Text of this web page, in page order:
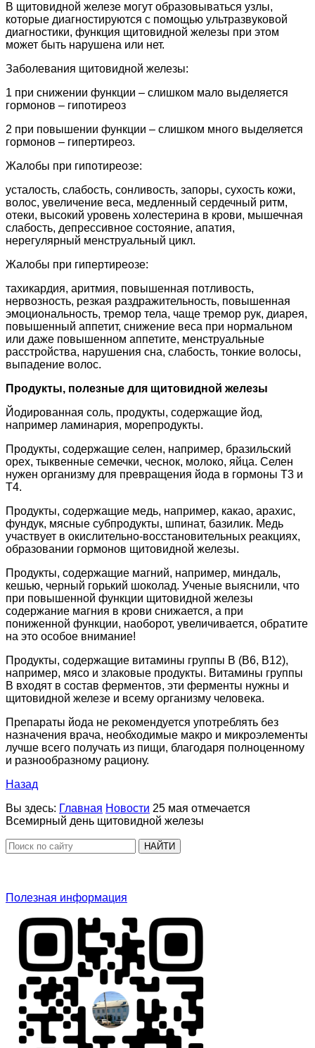
В щитовидной железе могут образовываться узлы,
которые диагностируются с помощью ультразвуковой
диагностики, функция щитовидной железы при этом
может быть нарушена или нет.
Заболевания щитовидной железы:
1 при снижении функции – слишком мало выделяется
гормонов – гипотиреоз
2 при повышении функции – слишком много выделяется
гормонов – гипертиреоз.
Жалобы при гипотиреозе:
усталость, слабость, сонливость, запоры, сухость кожи,
волос, увеличение веса, медленный сердечный ритм,
отеки, высокий уровень холестерина в крови, мышечная
слабость, депрессивное состояние, апатия,
нерегулярный менструальный цикл.
Жалобы при гипертиреозе:
тахикардия, аритмия, повышенная потливость,
нервозность, резкая раздражительность, повышенная
эмоциональность, тремор тела, чаще тремор рук, диарея,
повышенный аппетит, снижение веса при нормальном
или даже повышенном аппетите, менструальные
расстройства, нарушения сна, слабость, тонкие волосы,
выпадение волос.
Продукты, полезные для щитовидной железы
Йодированная соль, продукты, содержащие йод,
например ламинария, морепродукты.
Продукты, содержащие селен, например, бразильский
орех, тыквенные семечки, чеснок, молоко, яйца. Селен
нужен организму для превращения йода в гормоны Т3 и
Т4.
Продукты, содержащие медь, например, какао, арахис,
фундук, мясные субпродукты, шпинат, базилик. Медь
участвует в окислительно-восстановительных реакциях,
образовании гормонов щитовидной железы.
Продукты, содержащие магний, например, миндаль,
кешью, черный горький шоколад. Ученые выяснили, что
при повышенной функции щитовидной железы
содержание магния в крови снижается, а при
пониженной функции, наоборот, увеличивается, обратите
на это особое внимание!
Продукты, содержащие витамины группы В (В6, В12),
например, мясо и злаковые продукты. Витамины группы
В входят в состав ферментов, эти ферменты нужны и
щитовидной железе и всему организму человека.
Препараты йода не рекомендуется употреблять без
назначения врача, необходимые макро и микроэлементы
лучше всего получать из пищи, благодаря полноценному
и разнообразному рациону.
Назад
Вы здесь: Главная Новости 25 мая отмечается
Всемирный день щитовидной железы
НАЙТИ
Полезная информация